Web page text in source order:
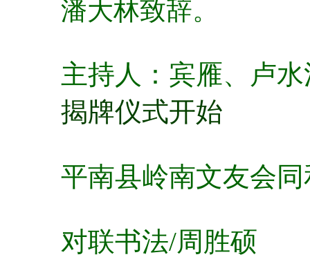
潘大林致辞。
主持人：宾雁、卢
揭牌仪式开始
平南县岭南文友会
对联书法/周胜硕